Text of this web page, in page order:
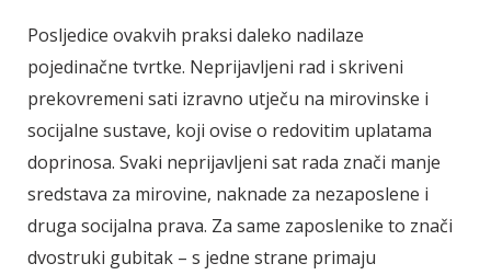
Posljedice ovakvih praksi daleko nadilaze
pojedinačne tvrtke. Neprijavljeni rad i skriveni
prekovremeni sati izravno utječu na mirovinske i
socijalne sustave, koji ovise o redovitim uplatama
doprinosa. Svaki neprijavljeni sat rada znači manje
sredstava za mirovine, naknade za nezaposlene i
druga socijalna prava. Za same zaposlenike to znači
dvostruki gubitak – s jedne strane primaju